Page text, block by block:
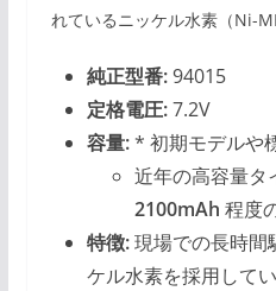
れているニッケル水素（Ni-
純正型番:94015
定格電圧:7.2V
容量:* 初期モデルや
近年の高容量タ
2100mAh 程度
特徴:現場での長時間
ケル水素を採用して